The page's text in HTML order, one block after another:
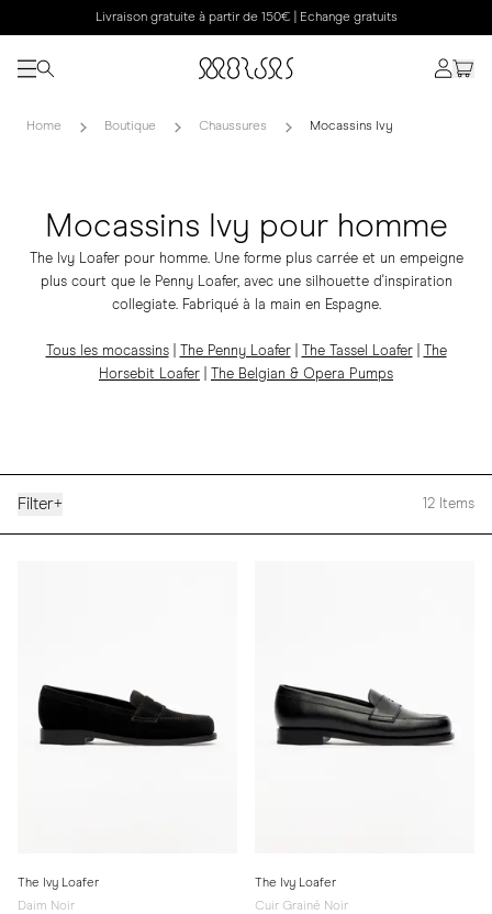
Livraison gratuite à partir de 150€ | Echange gratuits
Home Boutique Chaussures Mocassins Ivy
Mocassins Ivy pour homme
The Ivy Loafer pour homme. Une forme plus carrée et un empeigne
plus court que le Penny Loafer, avec une silhouette d'inspiration
collegiate. Fabriqué à la main en Espagne.
Tous les mocassins| The Penny Loafer| The Tassel Loafer|
The
Horsebit Loafer
The Belgian & Opera Pumps
Filter+ 12 Items
The Ivy Loafer
Daim Noir
The Ivy Loafer
Cuir Grainé Noir